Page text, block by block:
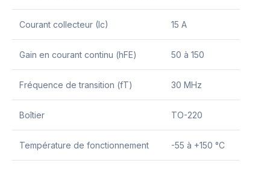
Courant collecteur (Ic) 15 A
Gain en courant continu (hFE) 50 à 150
Fréquence de transition (fT) 30 MHz
Boîtier TO-220
Température de fonctionnement -55 à +150 °C